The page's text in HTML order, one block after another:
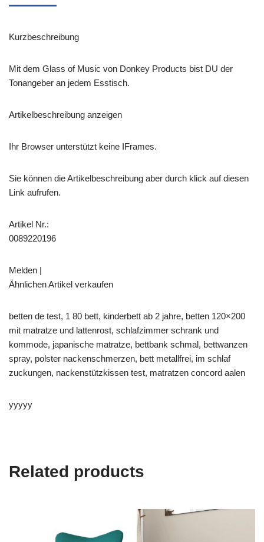
Kurzbeschreibung
Mit dem Glass of Music von Donkey Products bist DU der
Tonangeber an jedem Esstisch.
Artikelbeschreibung anzeigen
Ihr Browser unterstützt keine IFrames.
Sie können die Artikelbeschreibung aber durch klick auf diesen
Link aufrufen.
Artikel Nr.:
0089220196
Melden |
Ähnlichen Artikel verkaufen
betten de test, 1 80 bett, kinderbett ab 2 jahre, betten 120×200
mit matratze und lattenrost, schlafzimmer schrank und
kommode, japanische matratze, bettbank schmal, bettwanzen
spray, polster nackenschmerzen, bett metallfrei, im schlaf
zuckungen, nackenstützkissen test, matratzen concord aalen
yyyyy
Related products